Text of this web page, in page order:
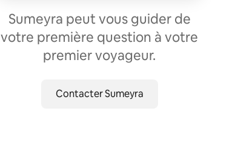
Sumeyra peut vous guider de
votre première question à votre
premier voyageur.
Contacter Sumeyra